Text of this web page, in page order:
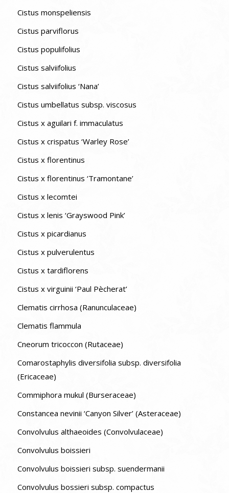
Cistus monspeliensis
Cistus parviflorus
Cistus populifolius
Cistus salviifolius
Cistus salviifolius ‘Nana’
Cistus umbellatus subsp. viscosus
Cistus x aguilari f. immaculatus
Cistus x crispatus ‘Warley Rose’
Cistus x florentinus
Cistus x florentinus ‘Tramontane’
Cistus x lecomtei
Cistus x lenis ‘Grayswood Pink’
Cistus x picardianus
Cistus x pulverulentus
Cistus x tardiflorens
Cistus x virguinii ‘Paul Pècherat’
Clematis cirrhosa (Ranunculaceae)
Clematis flammula
Cneorum tricoccon (Rutaceae)
Comarostaphylis diversifolia subsp. diversifolia
(Ericaceae)
Commiphora mukul (Burseraceae)
Constancea nevinii ‘Canyon Silver’ (Asteraceae)
Convolvulus althaeoides (Convolvulaceae)
Convolvulus boissieri
Convolvulus boissieri subsp. suendermanii
Convolvulus bossieri subsp. compactus